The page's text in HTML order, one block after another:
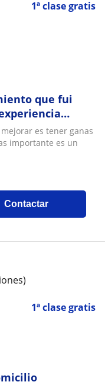
1ª clase gratis
que fui
es tener ganas
importante es un
Contactar
1ª clase gratis